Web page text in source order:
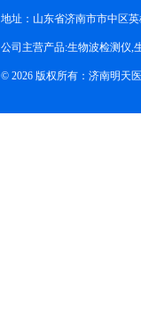
地址：山东省济南市市中区
公司主营产品:生物波检测仪,
© 2026 版权所有：济南明天